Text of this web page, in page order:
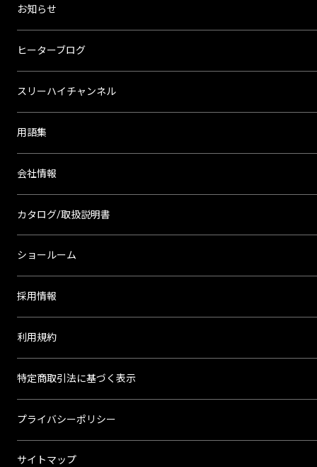
お知らせ
ヒーターブログ
スリーハイチャンネル
用語集
会社情報
カタログ/取扱説明書
ショールーム
採用情報
利用規約
特定商取引法に基づく表示
プライバシーポリシー
サイトマップ